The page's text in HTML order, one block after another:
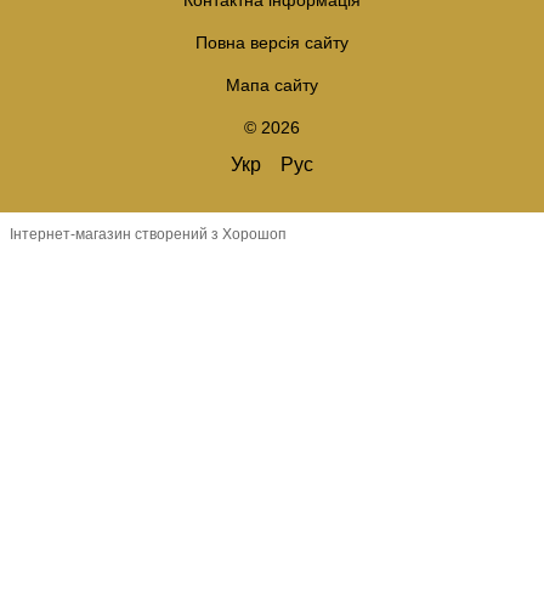
Повна версія сайту
Мапа сайту
© 2026
Укр Рус
Інтернет-магазин створений з Хорошоп